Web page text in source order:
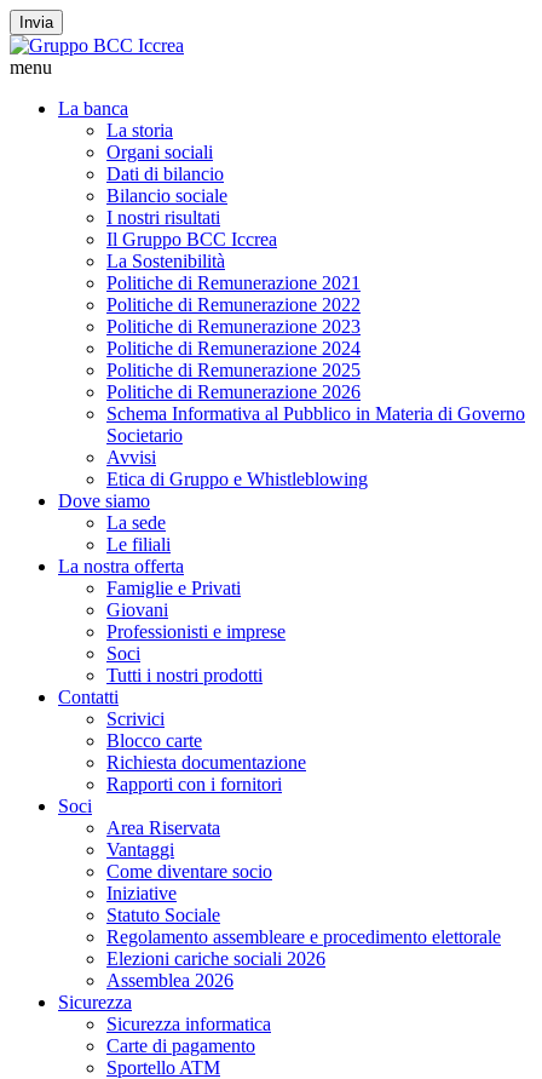
Invia
menu
La banca
La storia
Organi sociali
Dati di bilancio
Bilancio sociale
I nostri risultati
Il Gruppo BCC Iccrea
La Sostenibilità
Politiche di Remunerazione 2021
Politiche di Remunerazione 2022
Politiche di Remunerazione 2023
Politiche di Remunerazione 2024
Politiche di Remunerazione 2025
Politiche di Remunerazione 2026
Schema Informativa al Pubblico in Materia di Governo
Societario
Avvisi
Etica di Gruppo e Whistleblowing
Dove siamo
La sede
Le filiali
La nostra offerta
Famiglie e Privati
Giovani
Professionisti e imprese
Soci
Tutti i nostri prodotti
Contatti
Scrivici
Blocco carte
Richiesta documentazione
Rapporti con i fornitori
Soci
Area Riservata
Vantaggi
Come diventare socio
Iniziative
Statuto Sociale
Regolamento assembleare e procedimento elettorale
Elezioni cariche sociali 2026
Assemblea 2026
Sicurezza
Sicurezza informatica
Carte di pagamento
Sportello ATM